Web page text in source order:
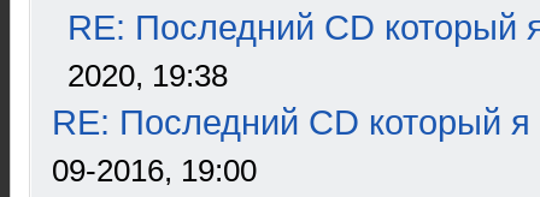
RE: Последний CD который
2020, 19:38
RE: Последний CD который я
09-2016, 19:00